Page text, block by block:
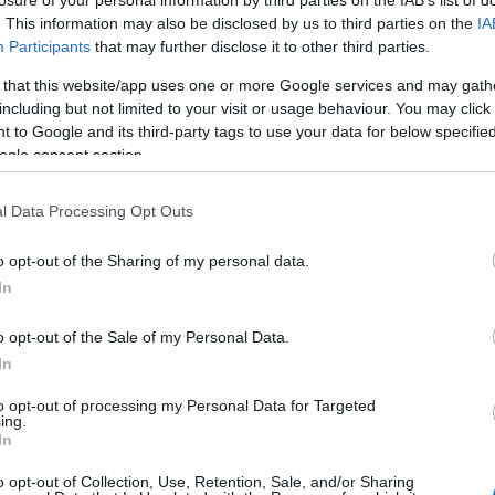
This information may also be disclosed by us to third parties on the
Participants that may further disclose it to other third parties.
that this website/app uses one or more Google services and may
but not limited to your visit or usage behaviour. You may
to Google and its third-party tags to use your data for below
consent section.
Data Processing Opt Outs
opt-out of the Sharing of my personal data.
opt-out of the Sale of my Personal Data.
opt-out of processing my Personal Data for Targeted
opt-out of Collection, Use, Retention, Sale, and/or Sharing
Μεσημέρι
30°
Καθαρός
Άνεμος3 bf